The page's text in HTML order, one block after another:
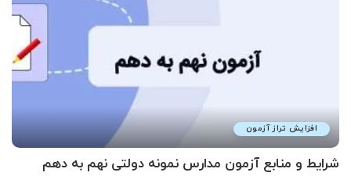
افزایش تراز آزمون
شرایط و منابع آزمون مدارس نمونه دولتی نهم به دهم